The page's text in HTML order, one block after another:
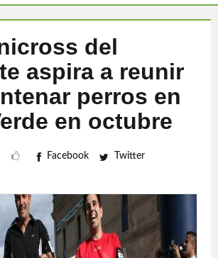
del
aspira a reunir
perros en
en octubre
Facebook Twitter